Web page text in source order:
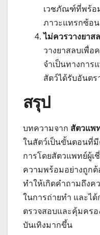
เวชภัณฑ์ที่พร้อ
ภาวะแทรกซ้อน
ไม่ควรวางยาส
วางยาสลบเพื่อ
จำเป็นทางการ
สัตว์ได้รับอันตร
สรุป
บทความจาก สัตวแพ
ในสัตว์เป็นขั้นตอนที่มี
การโดยสัตวแพทย์ผู้เ
ความพร้อมอย่างถูกต้
ทำให้เกิดคำถามถึงค
ในการถ่ายทำ และได้
ตรวจสอบและคุ้มคร
บันเทิงมากขึ้น